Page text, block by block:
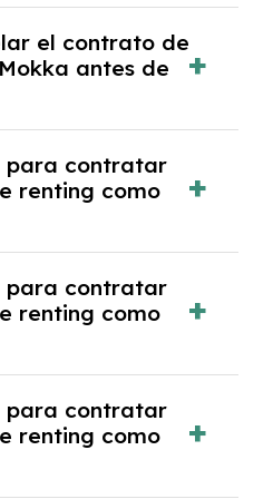
tipo de entrada
exija el proveedor
estudio de viabilidad
el contrato de
antes de
por
Es importante revisar
y hablar con un
para contratar
renting como
consulta de solvencia
para contratar
renting como
y, en algunos
de la empresa
para contratar
renting como